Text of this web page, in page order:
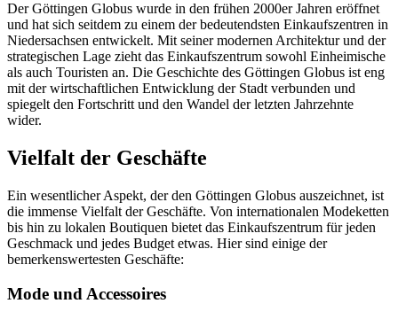
Der Göttingen Globus wurde in den frühen 2000er Jahren eröffnet
und hat sich seitdem zu einem der bedeutendsten Einkaufszentren in
Niedersachsen entwickelt. Mit seiner modernen Architektur und der
strategischen Lage zieht das Einkaufszentrum sowohl Einheimische
als auch Touristen an. Die Geschichte des Göttingen Globus ist eng
mit der wirtschaftlichen Entwicklung der Stadt verbunden und
spiegelt den Fortschritt und den Wandel der letzten Jahrzehnte
wider.
Vielfalt der Geschäfte
Ein wesentlicher Aspekt, der den Göttingen Globus auszeichnet, ist
die immense Vielfalt der Geschäfte. Von internationalen Modeketten
bis hin zu lokalen Boutiquen bietet das Einkaufszentrum für jeden
Geschmack und jedes Budget etwas. Hier sind einige der
bemerkenswertesten Geschäfte:
Mode und Accessoires